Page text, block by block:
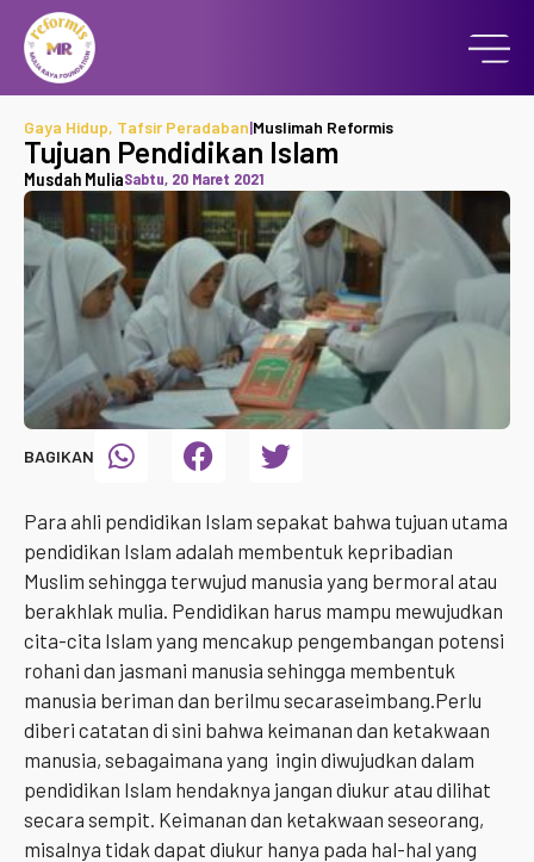
Gaya Hidup, Tafsir Peradaban|Muslimah Reformis
Tujuan Pendidikan Islam
Musdah MuliaSabtu, 20 Maret 2021
BAGIKAN
Para ahli pendidikan Islam sepakat bahwa tujuan utama
pendidikan Islam adalah membentuk kepribadian
Muslim sehingga terwujud manusia yang bermoral atau
berakhlak mulia. Pendidikan harus mampu mewujudkan
cita-cita Islam yang mencakup pengembangan potensi
rohani dan jasmani manusia sehingga membentuk
manusia beriman dan berilmu secaraseimbang.Perlu
diberi catatan di sini bahwa keimanan dan ketakwaan
manusia, sebagaimana yang ingin diwujudkan dalam
pendidikan Islam hendaknya jangan diukur atau dilihat
secara sempit. Keimanan dan ketakwaan seseorang,
misalnya tidak dapat diukur hanya pada hal-hal yang